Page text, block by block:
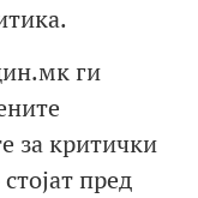
ги
за критички
пред